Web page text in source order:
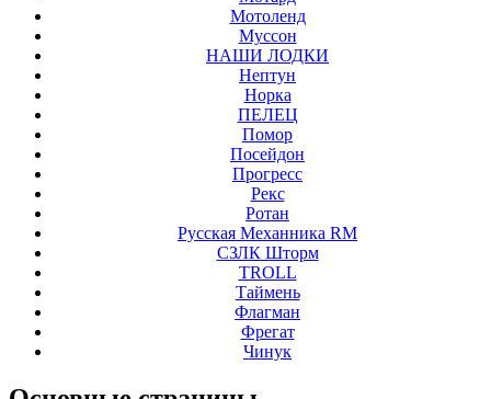
Мотоленд
Муссон
НАШИ ЛОДКИ
Нептун
Норка
ПЕЛЕЦ
Помор
Посейдон
Прогресс
Рекс
Ротан
Русская Механника RM
СЗЛК Шторм
ТROLL
Таймень
Флагман
Фрегат
Чинук